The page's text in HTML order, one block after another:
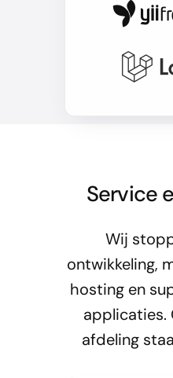
Service
Wij
ontwikkeling,
hosting en
applicaties.
afdeling